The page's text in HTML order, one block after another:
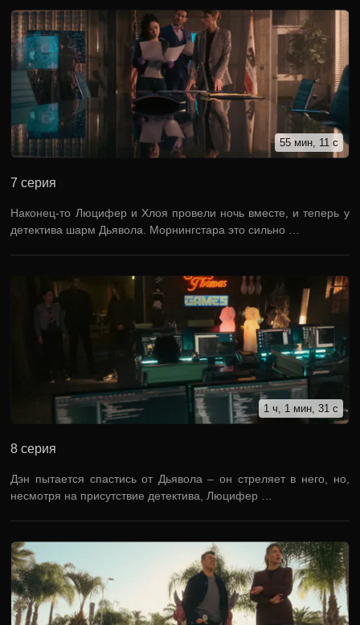
55 мин, 11 с
7 серия
Наконец-то Люцифер и Хлоя провели ночь вместе, и теперь у
детектива шарм Дьявола. Морнингстара это сильно …
1 ч, 1 мин, 31 с
8 серия
Дэн пытается спастись от Дьявола – он стреляет в него, но,
несмотря на присутствие детектива, Люцифер …